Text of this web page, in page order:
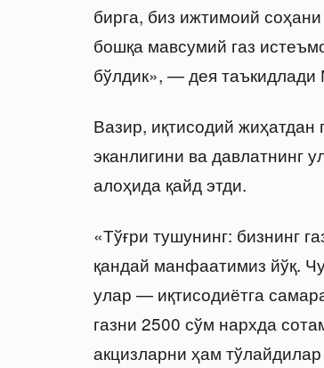
бирга, биз ижтимоий
бошқа мавсумий газ
бўлдик», — дея
Вазир, иқтисодий
эканлигини ва давлатнинг
алоҳида қайд этди.
«Тўғри тушунинг: бизнинг
қандай манфаатимиз йўқ.
улар — иқтисодиётга
газни 2500 сўм нархда
акцизларни ҳам